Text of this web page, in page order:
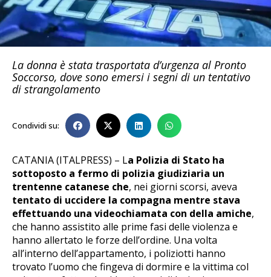
La donna è stata trasportata d’urgenza al Pronto
Soccorso, dove sono emersi i segni di un tentativo
di strangolamento
Condividi su:
CATANIA (ITALPRESS) – La Polizia di Stato ha
sottoposto a fermo di polizia giudiziaria un
trentenne catanese che, nei giorni scorsi, aveva
tentato di uccidere la compagna mentre stava
effettuando una videochiamata con della amiche,
che hanno assistito alle prime fasi delle violenza e
hanno allertato le forze dell’ordine. Una volta
all’interno dell’appartamento, i poliziotti hanno
trovato l’uomo che fingeva di dormire e la vittima col